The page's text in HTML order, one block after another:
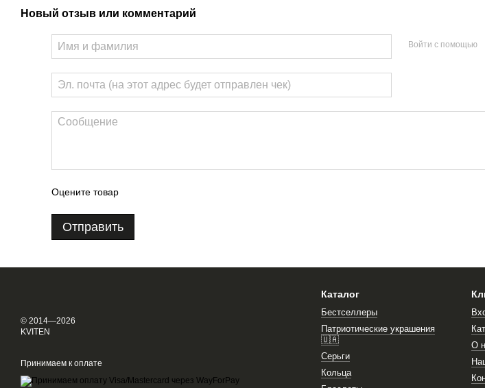
Новый отзыв или комментарий
Войти с помощью
Оцените товар
Отправить
© 2014—2026
KVITEN
Принимаем к оплате
Каталог
Бестселлеры
Патриотические украшения
🇺🇦
Серьги
Кольца
О